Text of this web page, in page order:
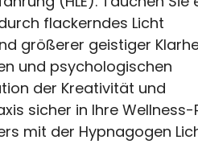
flackerndes Licht
größerer geistiger
und psychologischen
der Kreativität und
sicher in Ihre Wellness-
mit der Hypnagogen